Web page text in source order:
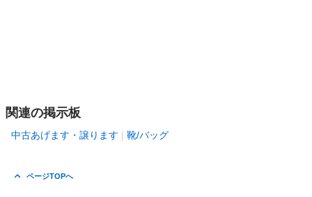
関連の掲示板
中古あげます・譲ります 靴/バッグ
ページTOPへ